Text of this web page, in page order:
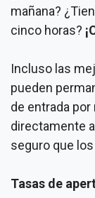
mañana?
cinco horas?
Incluso las
pueden
de entrada
directamente
seguro que
Tasas de